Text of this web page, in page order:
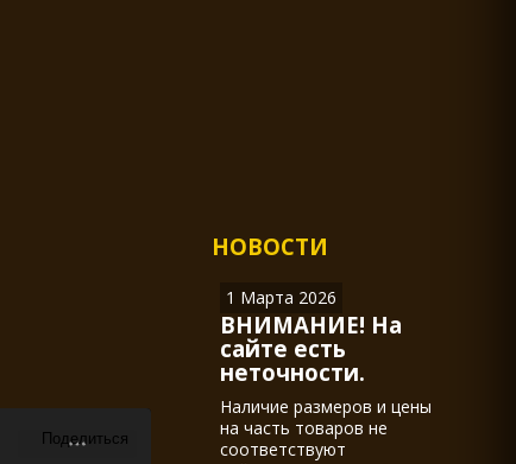
НОВОСТИ
1 Марта 2026
ВНИМАНИЕ! На
сайте есть
неточности.
Наличие размеров и цены
на часть товаров не
соответствуют